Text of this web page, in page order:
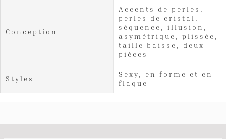
Conception
Accents de perles,
perles de cristal,
séquence, illusion,
asymétrique, plissée,
taille baisse, deux
pièces
Styles
Sexy, en forme et en
flaque